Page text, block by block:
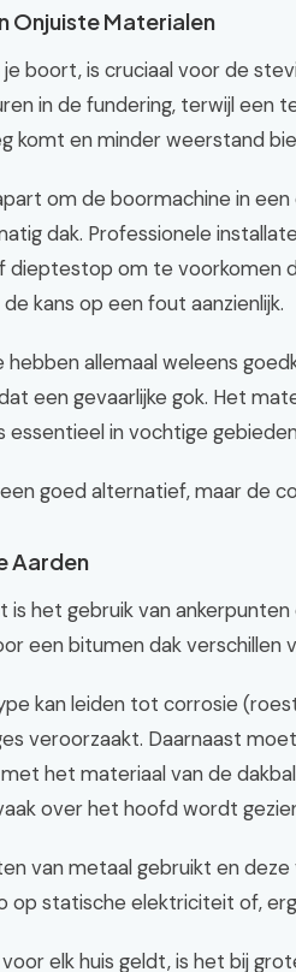
Onjuiste Materialen
je boort, is cruciaal voor de
in de fundering, terwijl een
komt en minder weerstand
om de boormachine in
dak. Professionele
dieptestop om te voorkomen
kans op een fout aanzienlijk.
hebben allemaal weleens
een gevaarlijke gok. Het
essentieel in vochtige
goed alternatief, maar de
Aarden
is het gebruik van
een bitumen dak verschillen
kan leiden tot corrosie
veroorzaakt. Daarnaast
het materiaal van de
over het hoofd wordt
van metaal gebruikt en
op statische elektriciteit of,
elk huis geldt, is het bij